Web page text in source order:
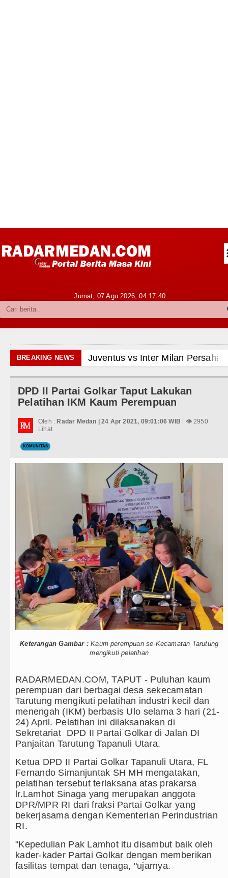
Kabupaten Karo
Politik
Olahraga
+ Lainnya
Video
Kesehatan
Kuliner
Siraman Rohani
Jumat, 07 Agu 2026,04:17:42
BREAKING NEWS
Perth Sabtu 8 Agustus 2026 Pukul 18.00 WIB
9 Agustus 2026 di Hungaria Pukul 00.00 WIB
TK Kemala Bhayangkari 11 Tarutung
Inovasi Pelayanan Publik
di Alam Pikiran
Terus Rampungkan Jembatan Pascabencana di
Hadapi Ancam Hukuman Mati
8 Agustus 2026 Pukul 22.00 WIB
Perth Sabtu 8 Agustus 2026 Pukul 18.00 WIB
9 Agustus 2026 di Hungaria Pukul 00.00 WIB
TK Kemala Bhayangkari 11 Tarutung
di Alam Pikiran
Terus Rampungkan Jembatan Pascabencana di
Hadapi Ancam Hukuman Mati
8 Agustus 2026 Pukul 22.00 WIB
Perth Sabtu 8 Agustus 2026 Pukul 18.00 WIB
9 Agustus 2026 di Hungaria Pukul 00.00 WIB
TK Kemala Bhayangkari 11 Tarutung
DPD II Partai Golkar Taput Lakukan
Pelatihan IKM Kaum Perempuan
Oleh : Radar Medan | 24 Apr 2021, 09:01:06 WIB | 👁 2950
Lihat
KOMUNITAS
Keterangan Gambar :Kaum perempuan se-Kecamatan Tarutung
mengikuti pelatihan
RADARMEDAN.COM, TAPUT - Puluhan kaum
perempuan dari berbagai desa sekecamatan
Tarutung mengikuti pelatihan industri kecil dan
menengah (IKM) berbasis Ulo selama 3 hari (21-
24) April. Pelatihan ini dilaksanakan di
Sekretariat DPD II Partai Golkar di Jalan DI
Panjaitan Tarutung Tapanuli Utara.
Ketua DPD II Partai Golkar Tapanuli Utara, FL
Fernando Simanjuntak SH MH mengatakan,
pelatihan tersebut terlaksana atas prakarsa
lr.Lamhot Sinaga yang merupakan anggota
DPR/MPR RI dari fraksi Partai Golkar yang
bekerjasama dengan Kementerian Perindustrian
RI.
"Kepedulian Pak Lamhot itu disambut baik oleh
kader-kader Partai Golkar dengan memberikan
fasilitas tempat dan tenaga, "ujarnya.